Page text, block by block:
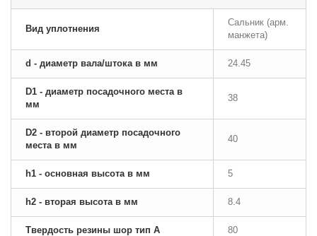
Вид уплотнения
Сальник (арм.
манжета)
d - диаметр вала/штока в мм 24.45
D1 - диаметр посадочного места в
мм
38
D2 - второй диаметр посадочного
места в мм
40
h1 - основная высота в мм 5
h2 - вторая высота в мм 8.4
Твердость резины шор тип A 80